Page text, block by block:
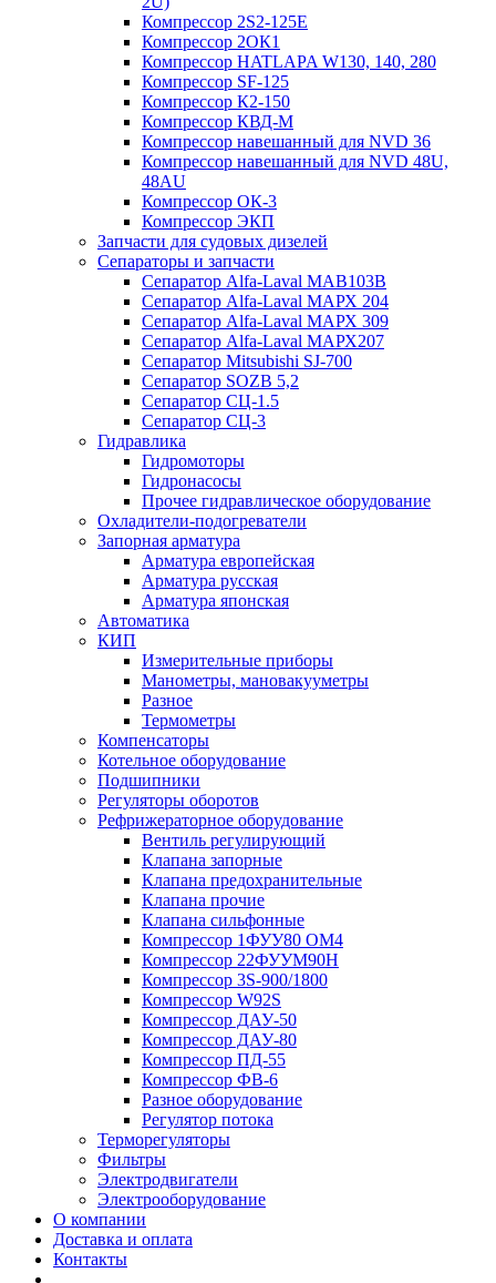
Компрессор 2S2-125Е
Компрессор 2ОК1
Компрессор HATLAPA W130, 140, 280
Компрессор SF-125
Компрессор К2-150
Компрессор КВД-М
Компрессор навешанный для NVD 36
Компрессор навешанный для NVD 48U,
48AU
Компрессор ОК-3
Компрессор ЭКП
Запчасти для судовых дизелей
Сепараторы и запчасти
Сепаратор Alfa-Laval МАВ103В
Сепаратор Alfa-Laval МАРХ 204
Сепаратор Alfa-Laval МАРХ 309
Сепаратор Alfa-Laval МАРХ207
Сепаратор Mitsubishi SJ-700
Сепаратор SOZB 5,2
Сепаратор СЦ-1.5
Сепаратор СЦ-3
Гидравлика
Гидромоторы
Гидронасосы
Прочее гидравлическое оборудование
Охладители-подогреватели
Запорная арматура
Арматура европейская
Арматура русская
Арматура японская
Автоматика
КИП
Измерительные приборы
Манометры, мановакууметры
Разное
Термометры
Компенсаторы
Котельное оборудование
Подшипники
Регуляторы оборотов
Рефрижераторное оборудование
Вентиль регулирующий
Клапана запорные
Клапана предохранительные
Клапана прочие
Клапана сильфонные
Компрессор 1ФУУ80 ОМ4
Компрессор 22ФУУМ90Н
Компрессор 3S-900/1800
Компрессор W92S
Компрессор ДАУ-50
Компрессор ДАУ-80
Компрессор ПД-55
Компрессор ФВ-6
Разное оборудование
Регулятор потока
Терморегуляторы
Фильтры
Электродвигатели
Электрооборудование
О компании
Доставка и оплата
Контакты